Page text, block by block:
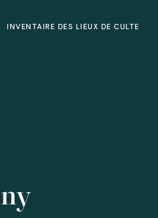
INVENTAIRE DES LIEUX DE CULTE